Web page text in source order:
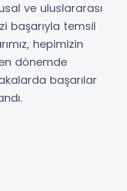
ve uluslararası
başarıyla temsil
hepimizin
dönemde
başarılar